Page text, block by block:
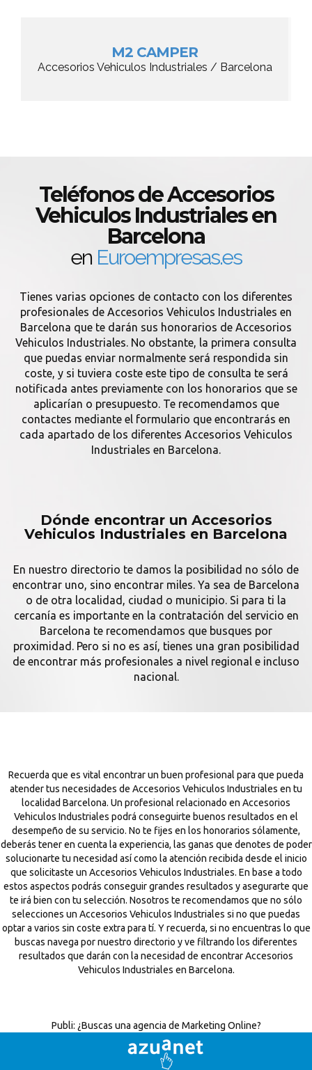
M2 CAMPER
Accesorios Vehiculos Industriales / Barcelona
Teléfonos de Accesorios
Vehiculos Industriales en
Barcelona
en Euroempresas.es
Tienes varias opciones de contacto con los diferentes
profesionales de Accesorios Vehiculos Industriales en
Barcelona que te darán sus honorarios de Accesorios
Vehiculos Industriales. No obstante, la primera consulta
que puedas enviar normalmente será respondida sin
coste, y si tuviera coste este tipo de consulta te será
notificada antes previamente con los honorarios que se
aplicarían o presupuesto. Te recomendamos que
contactes mediante el formulario que encontrarás en
cada apartado de los diferentes Accesorios Vehiculos
Industriales en Barcelona.
Dónde encontrar un Accesorios
Vehiculos Industriales en Barcelona
En nuestro directorio te damos la posibilidad no sólo de
encontrar uno, sino encontrar miles. Ya sea de Barcelona
o de otra localidad, ciudad o municipio. Si para ti la
cercanía es importante en la contratación del servicio en
Barcelona te recomendamos que busques por
proximidad. Pero si no es así, tienes una gran posibilidad
de encontrar más profesionales a nivel regional e incluso
nacional.
Recuerda que es vital encontrar un buen profesional para que pueda
atender tus necesidades de Accesorios Vehiculos Industriales en tu
localidad Barcelona. Un profesional relacionado en Accesorios
Vehiculos Industriales podrá conseguirte buenos resultados en el
desempeño de su servicio. No te fijes en los honorarios sólamente,
deberás tener en cuenta la experiencia, las ganas que denotes de poder
solucionarte tu necesidad así como la atención recibida desde el inicio
que solicitaste un Accesorios Vehiculos Industriales. En base a todo
estos aspectos podrás conseguir grandes resultados y asegurarte que
te irá bien con tu selección. Nosotros te recomendamos que no sólo
selecciones un Accesorios Vehiculos Industriales si no que puedas
optar a varios sin coste extra para tí. Y recuerda, si no encuentras lo que
buscas navega por nuestro directorio y ve filtrando los diferentes
resultados que darán con la necesidad de encontrar Accesorios
Vehiculos Industriales en Barcelona.
Publi: ¿Buscas una agencia de Marketing Online?